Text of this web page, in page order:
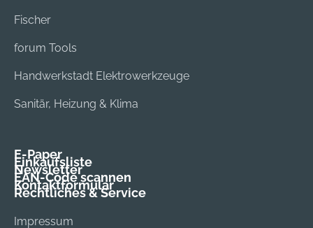
Fischer
forum Tools
Handwerkstadt Elektrowerkzeuge
Sanitär, Heizung & Klima
E-Paper
Einkaufsliste
Newsletter
EAN-Code scannen
Kontaktformular
Rechtliches & Service
Impressum